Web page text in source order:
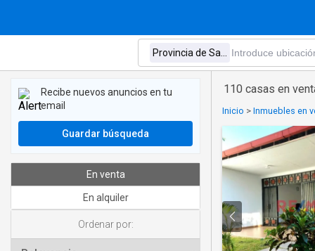
110 casas en
Inicio > Inmuebles en
Recibe nuevos anuncios en tu
email
Guardar búsqueda
En venta
En alquiler
Ordenar por: